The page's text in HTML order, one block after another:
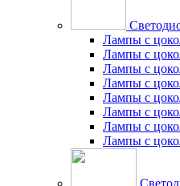
Лампы с
Лампы с
Лампы с
Лампы с
Лампы с
Лампы с
Лампы с
Лампы с